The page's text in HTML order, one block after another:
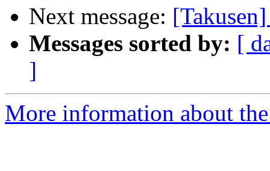
Next message:
Messages sorted by: [
]
More information about